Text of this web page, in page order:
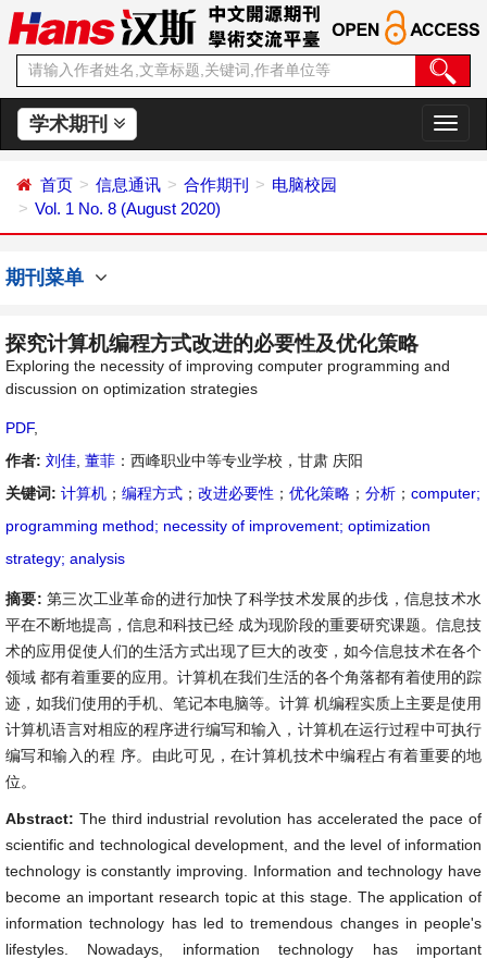
学术期刊
切
换
首页 信息通讯 合作期刊
电脑校园
Vol. 1 No. 8 (August 2020)
期刊菜单
探究计算机编程方式改进的必要性及优化策略
Exploring the necessity of improving computer programming and
discussion on optimization strategies
PDF,
作者: 刘佳 董菲 ：西峰职业中等专业学校，甘肃 庆阳
关键词: 计算机 ； 编程方式 ； 改进必要性 ； 优化策略 ； 分析 ； computer;
programming method; necessity of improvement; optimization
strategy; analysis
摘要: 第三次工业革命的进行加快了科学技术发展的步伐，信息技术水
平在不断地提高，信息和科技已经 成为现阶段的重要研究课题。信息技
术的应用促使人们的生活方式出现了巨大的改变，如今信息技术在各个
领域 都有着重要的应用。计算机在我们生活的各个角落都有着使用的踪
迹，如我们使用的手机、笔记本电脑等。计算 机编程实质上主要是使用
计算机语言对相应的程序进行编写和输入，计算机在运行过程中可执行
编写和输入的程 序。由此可见，在计算机技术中编程占有着重要的地
位。
Abstract: The third industrial revolution has accelerated the pace of
scientific and technological development, and the level of information
technology is constantly improving. Information and technology have
become an important research topic at this stage. The application of
information technology has led to tremendous changes in people's
lifestyles. Nowadays, information technology has important